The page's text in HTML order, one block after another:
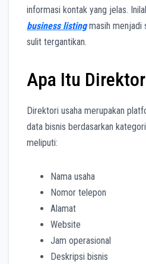
informasi kontak yang jelas.
business listingmasih menjadi
sulit tergantikan.
Apa Itu
Direktori usaha merupakan
data bisnis berdasarkan
meliputi:
Nama usaha
Nomor telepon
Alamat
Website
Jam operasional
Deskripsi bisnis